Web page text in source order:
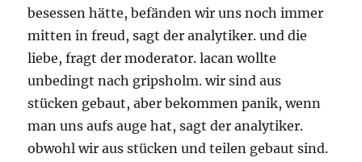
besessen hätte, befänden wir uns noch immer
mitten in freud, sagt der analytiker. und die
liebe, fragt der moderator. lacan wollte
unbedingt nach gripsholm. wir sind aus
stücken gebaut, aber bekommen panik, wenn
man uns aufs auge hat, sagt der analytiker.
obwohl wir aus stücken und teilen gebaut sind.